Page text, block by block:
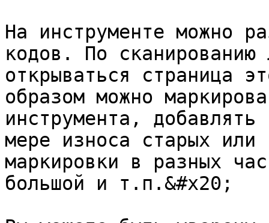
На инструменте можно
кодов. По
открываться страница
образом можно
инструмента,
мере износа старых или
маркировки в разных
большой и т.п.&#x20;